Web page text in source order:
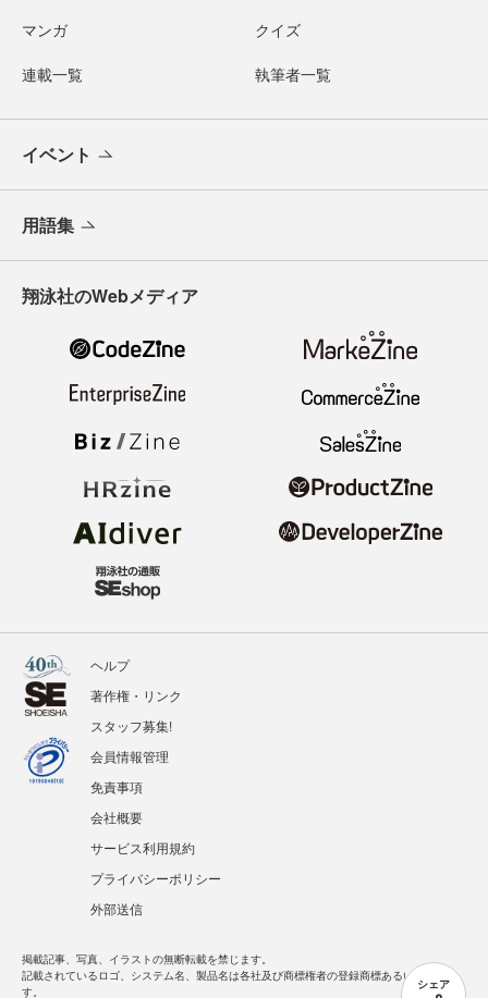
シェア
マンガ クイズ
連載一覧 執筆者一覧
イベント
用語集
翔泳社のWebメディア
ヘルプ
著作権・リンク
スタッフ募集!
会員情報管理
免責事項
会社概要
サービス利用規約
プライバシーポリシー
外部送信
掲載記事、写真、イラストの無断転載を禁じます。
記載されているロゴ、システム名、製品名は各社及び商標権者の登録商標あるいは商標で
す。